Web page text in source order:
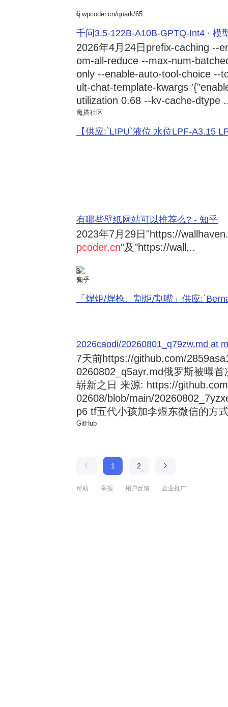
6
q.wpcoder.cn/quark/65...
千问3.5-122B-A10B-GPTQ-Int4 · 模
2026年4月24日 prefix-caching --
om-all-reduce --max-num-
only --enable-auto-tool-choice --
ult-chat-template-kwargs
utilization 0.68 --kv-cache-dtype
魔搭社区
【供应:`LIPU`液位 水位LPF-A3.15
有哪些壁纸网站可以推荐么? - 知乎
2023年7月29日 "https://
pcoder.cn"及"https://wall...
3
知乎
「焊炬/焊枪、割炬/割嘴」供应
2026caodi/20260801_q79zw.md at
7天前https://github.com/
0260802_q5ayr.md俄罗斯被曝
崭新之日 来源: https://
02608/blob/main/
p6 tf五代小孩加李煜东微信的方
GitHub
1 2
帮助 举报 用户反馈 企业推广